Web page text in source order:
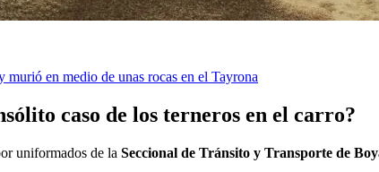
murió en medio de unas rocas en el Tayrona
caso de los terneros en el carro?
uniformados de la Seccional de Tránsito y Transporte de